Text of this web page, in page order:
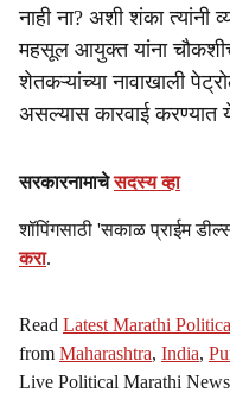
नाही ना? अशी शंका त्यांनी
महसूल आयुक्त यांना
शेतकऱ्यांच्या नावाखाली
असल्यास कारवाई करण्यात
सरकारनामाचेसदस्य व्हा
शॉपिंगसाठी 'सकाळ प्राईम
करा.
Read Latest Marathi
from Maharashtra, India,
Live Political Marathi